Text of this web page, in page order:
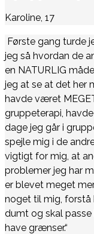
Karoline, 17
Første gang turde
jeg så hvordan de
en NATURLIG
jeg at se at det her
havde været
gruppeterapi,
dage jeg går i
spejle mig i de
vigtigt for mig, at
problemer jeg har
er blevet meget
noget til mig, forstå
dumt og skal
have grænser.“